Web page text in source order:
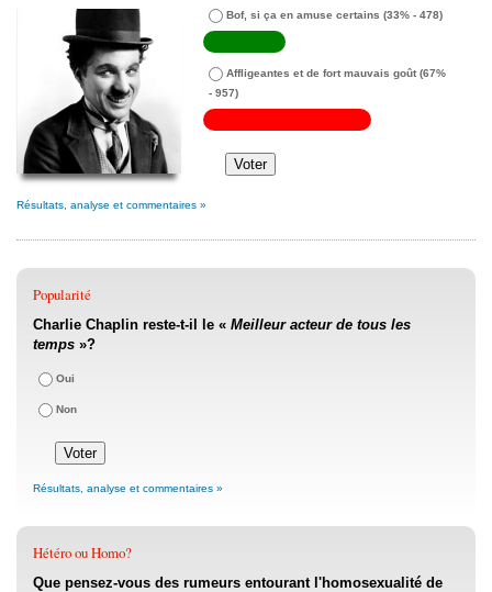
Bof, si ça en amuse certains (33% - 478)
Affligeantes et de fort mauvais goût (67%
- 957)
Résultats, analyse et commentaires »
Popularité
Charlie Chaplin reste-t-il le « Meilleur acteur de tous les
temps »?
Oui
Non
Résultats, analyse et commentaires »
Hétéro ou Homo?
Que pensez-vous des rumeurs entourant l'homosexualité de